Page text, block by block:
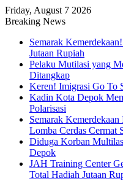
Friday, August 7 2026
Breaking News
Semarak
Jutaan Rupiah
Pelaku Mutilasi yang
Ditangkap
Keren! Imigrasi Go To
Kadin Kota Depok
Polarisasi
Semarak
Lomba Cerdas Cermat
Diduga Korban
Depok
JAH Training Center
Total Hadiah Jutaan